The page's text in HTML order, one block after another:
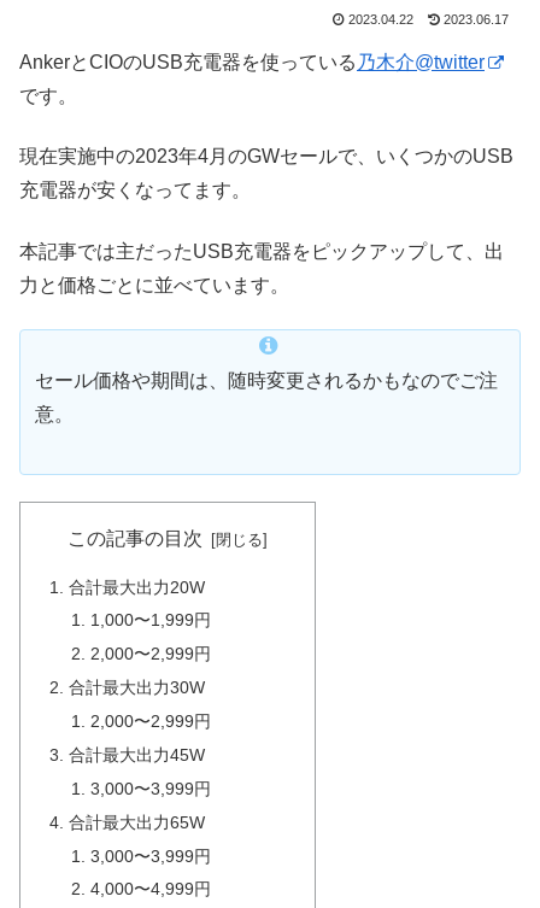
2023.04.22 2023.06.17
AnkerとCIOのUSB充電器を使っている 乃木介@twitter
です。
現在実施中の2023年4月のGWセールで、いくつかのUSB
充電器が安くなってます。
本記事では主だったUSB充電器をピックアップして、出
力と価格ごとに並べています。
セール価格や期間は、随時変更されるかもなのでご注
意。
この記事の目次
合計最大出力20W
1,000〜1,999円
2,000〜2,999円
合計最大出力30W
2,000〜2,999円
合計最大出力45W
3,000〜3,999円
合計最大出力65W
3,000〜3,999円
4,000〜4,999円